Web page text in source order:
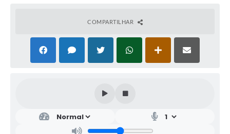
COMPARTILHAR